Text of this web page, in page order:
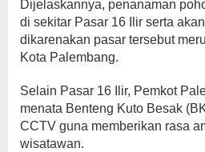
Dijelaskannya, penanaman
di sekitar Pasar 16 Ilir serta
dikarenakan pasar tersebut
Kota Palembang.
Selain Pasar 16 Ilir, Pemkot
menata Benteng Kuto Besak
CCTV guna memberikan rasa
wisatawan.